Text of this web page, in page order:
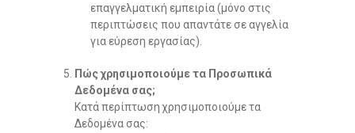
επαγγελματική εμπειρία (μόνο στις
περιπτώσεις που απαντάτε σε αγγελία
για εύρεση εργασίας).
Πώς χρησιμοποιούμε τα Προσωπικά
Δεδομένα σας;
Κατά περίπτωση χρησιμοποιούμε τα
Δεδομένα σας: